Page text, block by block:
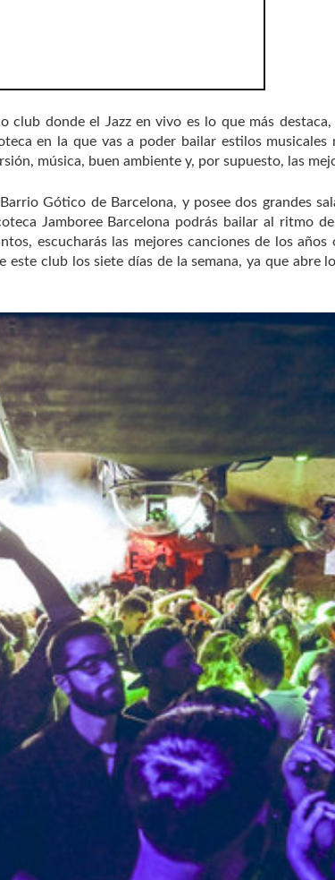
club donde el Jazz en vivo es lo que más
en la que vas a poder bailar estilos musicales
música, buen ambiente y, por supuesto, las
Gótico de Barcelona, y posee dos grandes
Jamboree Barcelona podrás bailar al ritmo de
escucharás las mejores canciones de los años
este club los siete días de la semana, ya que abre